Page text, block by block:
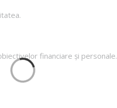
financiare și personale.